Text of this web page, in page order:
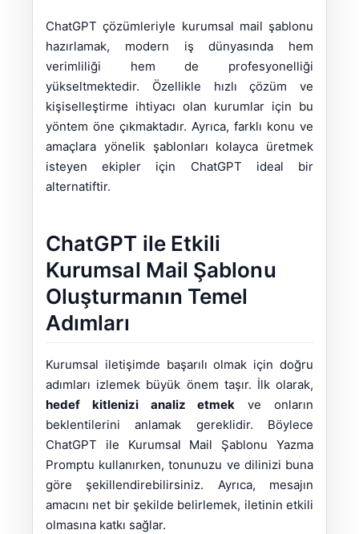
ChatGPT çözümleriyle kurumsal mail şablonu
hazırlamak, modern iş dünyasında hem
verimliliği hem de profesyonelliği
yükseltmektedir. Özellikle hızlı çözüm ve
kişiselleştirme ihtiyacı olan kurumlar için bu
yöntem öne çıkmaktadır. Ayrıca, farklı konu ve
amaçlara yönelik şablonları kolayca üretmek
isteyen ekipler için ChatGPT ideal bir
alternatiftir.
ChatGPT ile Etkili
Kurumsal Mail Şablonu
Oluşturmanın Temel
Adımları
Kurumsal iletişimde başarılı olmak için doğru
adımları izlemek büyük önem taşır. İlk olarak,
hedef kitlenizi analiz etmek ve onların
beklentilerini anlamak gereklidir. Böylece
ChatGPT ile Kurumsal Mail Şablonu Yazma
Promptu kullanırken, tonunuzu ve dilinizi buna
göre şekillendirebilirsiniz. Ayrıca, mesajın
amacını net bir şekilde belirlemek, iletinin etkili
olmasına katkı sağlar.